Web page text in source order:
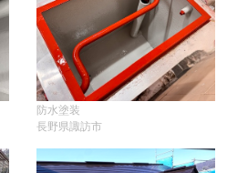
防水塗装
長野県諏訪市